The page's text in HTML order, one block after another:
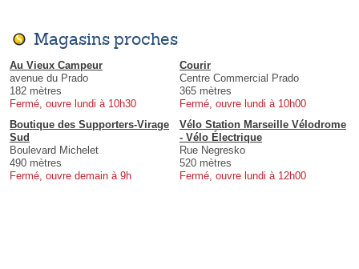
Magasins proches
Au Vieux Campeur
avenue du Prado
182 mètres
Fermé, ouvre lundi à 10h30
Courir
Centre Commercial Prado
365 mètres
Fermé, ouvre lundi à 10h00
Boutique des Supporters-Virage
Sud
Boulevard Michelet
490 mètres
Fermé, ouvre demain à 9h
Vélo Station Marseille Vélodrome
- Vélo Électrique
Rue Negresko
520 mètres
Fermé, ouvre lundi à 12h00